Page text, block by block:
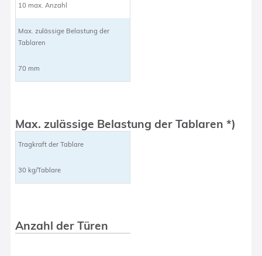
10 max. Anzahl
Max. zulässige Belastung der
Tablaren
70 mm
Max. zulässige Belastung der Tablaren *)
Tragkraft der Tablare
30 kg/Tablare
Anzahl der Türen